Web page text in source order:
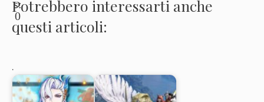
s:
0
Potrebbero interessarti anche
questi articoli:
.